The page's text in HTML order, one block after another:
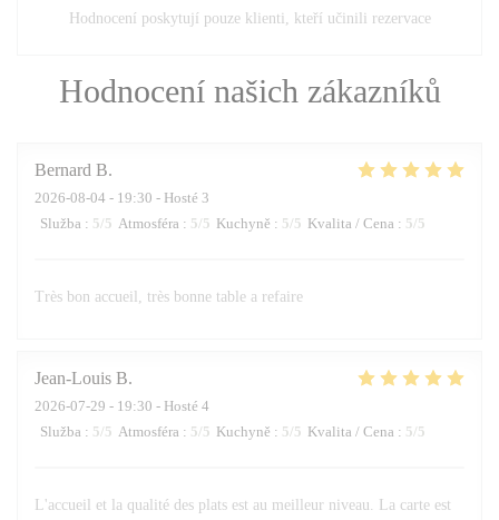
Hodnocení našich zákazníků
Bernard B
2026-08-04 - 19:30 - Hosté 3
Služba : 5/5 Atmosféra : 5/5 Kuchyně : 5/5 Kvalita / Cena : 5/5
Très bon accueil, très bonne table a refaire
Jean-Louis B
2026-07-29 - 19:30 - Hosté 4
Služba : 5/5 Atmosféra : 5/5 Kuchyně : 5/5 Kvalita / Cena : 5/5
L'accueil et la qualité des plats est au meilleur niveau. La carte est
Hodnocení poskytují pouze klienti, kteří učinili rezervace